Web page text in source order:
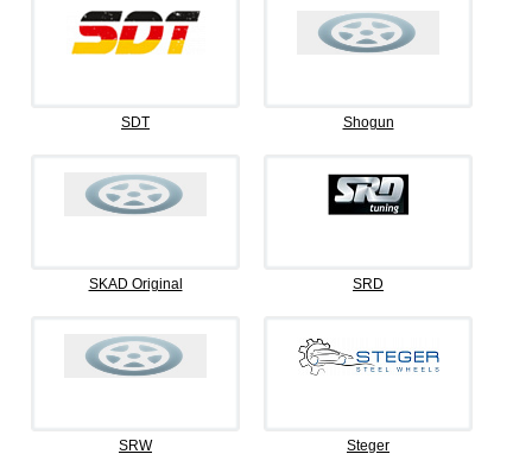
SDT Shogun
SKAD Original SRD
SRW Steger